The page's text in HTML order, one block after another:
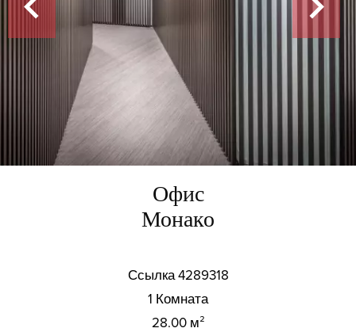
Офис
Монако
Ссылка4289318
1 Комната
28.00м²